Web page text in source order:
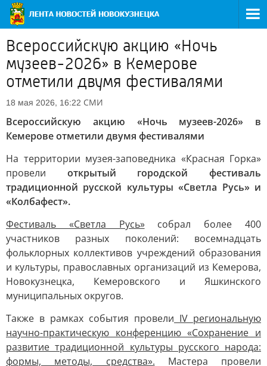
Всероссийскую акцию «Ночь
музеев-2026» в Кемерове
отметили двумя фестивалями
18 мая 2026, 16:22 СМИ
Всероссийскую акцию «Ночь музеев-2026» в
Кемерове отметили двумя фестивалями
На территории музея-заповедника «Красная Горка»
провели открытый городской фестиваль
традиционной русской культуры «Светла Русь» и
«Колбафест».
Фестиваль «Светла Русь»собрал более 400
участников разных поколений: восемнадцать
фольклорных коллективов учреждений образования
и культуры, православных организаций из Кемерова,
Новокузнецка, Кемеровского и Яшкинского
муниципальных округов.
Также в рамках события провели IV региональную
научно-практическую конференцию «Сохранение и
развитие традиционной культуры русского народа:
формы, методы, средства». Мастера провели